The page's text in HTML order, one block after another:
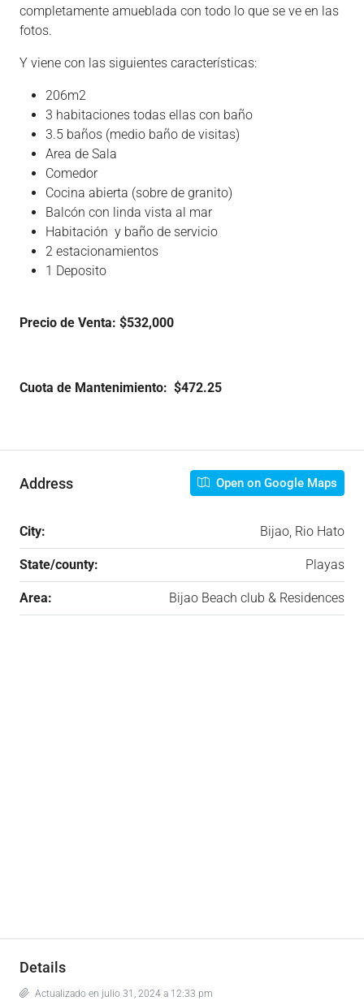
completamente amueblada con todo lo que se ve en las
fotos.
Y viene con las siguientes características:
206m2
3 habitaciones todas ellas con baño
3.5 baños (medio baño de visitas)
Area de Sala
Comedor
Cocina abierta (sobre de granito)
Balcón con linda vista al mar
Habitación y baño de servicio
2 estacionamientos
1 Deposito
Precio de Venta: $532,000
Cuota de Mantenimiento: $472.25
Address Open on Google Maps
City: Bijao, Rio Hato
State/county: Playas
Area: Bijao Beach club & Residences
Details
Actualizado en julio 31, 2024 a 12:33 pm